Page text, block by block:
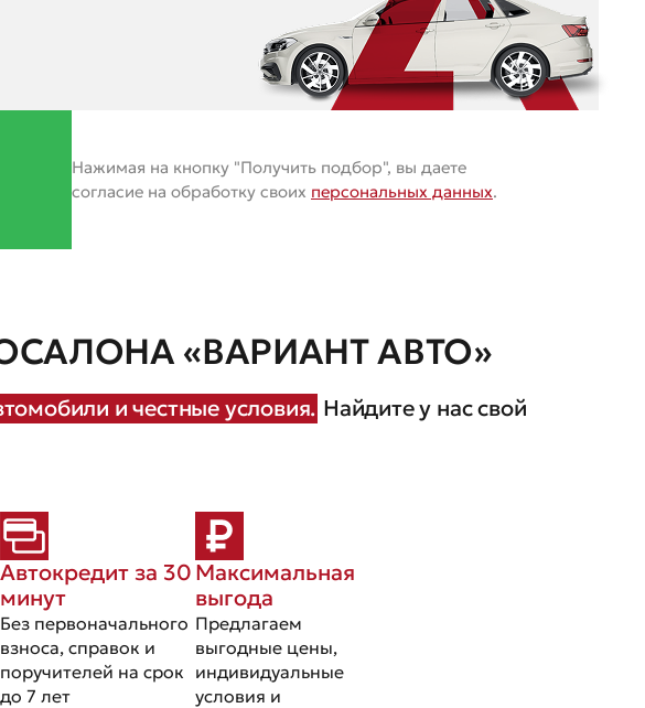
Нажимая на кнопку "Получить подбор", вы даете
согласие на обработку своих персональных данных.
«ВАРИАНТ АВТО»
и честные условия. Найдите у нас свой
Автокредит за 30
минут
Без первоначального
взноса, справок и
поручителей на срок
до 7 лет
Максимальная
выгода
Предлагаем
выгодные цены,
индивидуальные
условия и